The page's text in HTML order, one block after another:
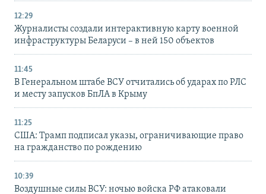
12:29
Журналисты создали интерактивную карту военной
инфраструктуры Беларуси – в ней 150 объектов
11:45
В Генеральном штабе ВСУ отчитались об ударах по РЛС
и месту запусков БпЛА в Крыму
11:25
США: Трамп подписал указы, ограничивающие право
на гражданство по рождению
10:39
Воздушные силы ВСУ: ночью войска РФ атаковали